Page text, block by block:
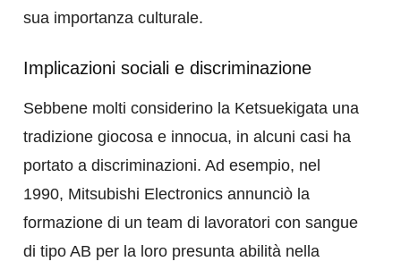
sua importanza culturale.
Implicazioni sociali e discriminazione
Sebbene molti considerino la Ketsuekigata una
tradizione giocosa e innocua, in alcuni casi ha
portato a discriminazioni. Ad esempio, nel
1990, Mitsubishi Electronics annunciò la
formazione di un team di lavoratori con sangue
di tipo AB per la loro presunta abilità nella